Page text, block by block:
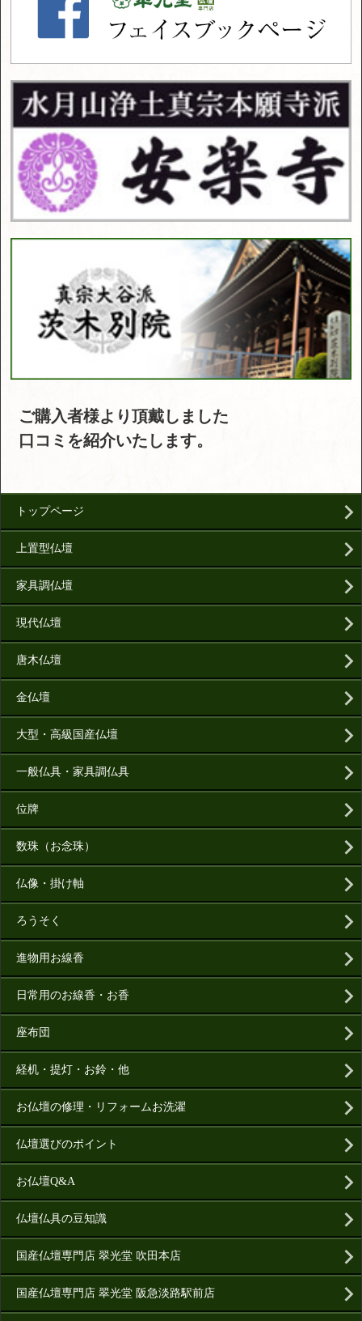
ご購入者様より頂戴しました
口コミを紹介いたします。
トップページ
上置型仏壇
家具調仏壇
現代仏壇
唐木仏壇
金仏壇
大型・高級国産仏壇
一般仏具・家具調仏具
位牌
数珠（お念珠）
仏像・掛け軸
ろうそく
進物用お線香
日常用のお線香・お香
座布団
経机・提灯・お鈴・他
お仏壇の修理・リフォームお洗濯
仏壇選びのポイント
お仏壇Q&A
仏壇仏具の豆知識
国産仏壇専門店 翠光堂 吹田本店
国産仏壇専門店 翠光堂 阪急淡路駅前店